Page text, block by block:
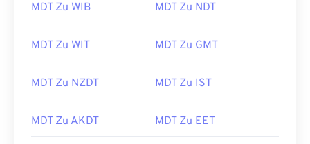
MDT Zu WIB MDT Zu NDT
MDT Zu WIT MDT Zu GMT
MDT Zu NZDT MDT Zu IST
MDT Zu AKDT MDT Zu EET